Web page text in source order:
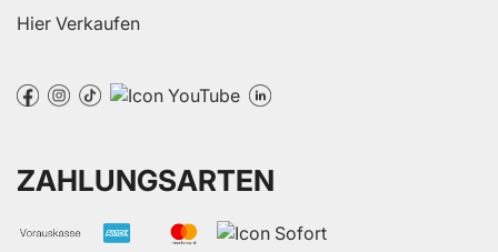
Hier Verkaufen
ZAHLUNGSARTEN